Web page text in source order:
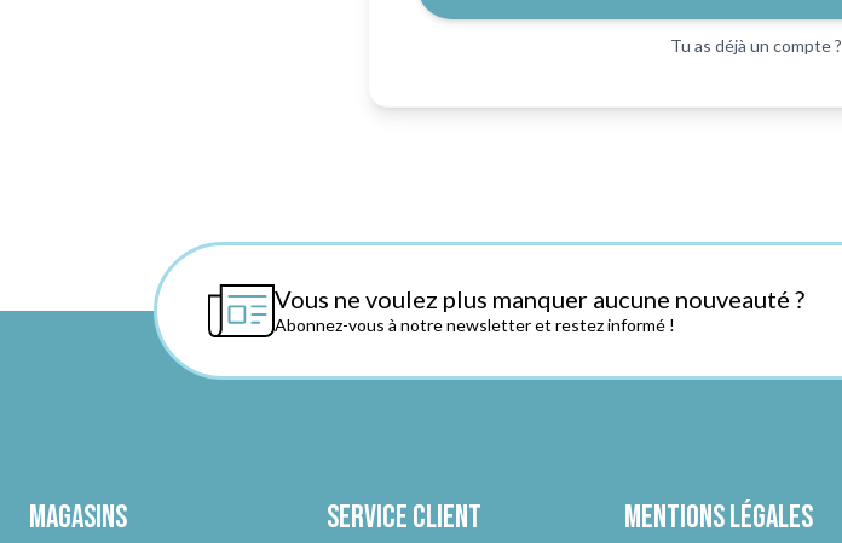
Tu as déjà un compte ?
Vous ne voulez plus manquer aucune nouveauté ?
Abonnez-vous à notre newsletter et restez informé !
Magasins Service client Mentions légales